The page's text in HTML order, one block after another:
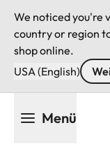
We noticed you're
country or region
shop online.
USA (English)
Menü